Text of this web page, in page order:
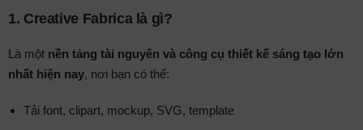
1. Creative Fabrica là gì?
Là một nền tảng tài nguyên và công cụ thiết kế sáng tạo lớn
nhất hiện nay, nơi bạn có thể:
Tải font, clipart, mockup, SVG, template